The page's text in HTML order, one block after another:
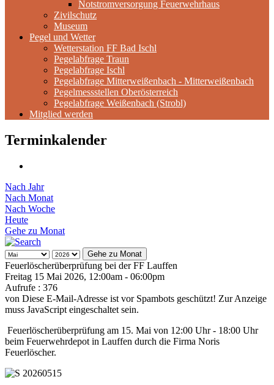
Notstromversorgung Feuerwehrhaus
Zivilschutz
Museum
Pegel und Wetter
Wetterstation FF Bad Ischl
Pegelabfrage Traun
Pegelabfrage Ischl
Pegelabfrage Mitterweißenbach - Mitterweißenbach
Pegelmessstellen Oberösterreich
Pegelabfrage Weißenbach (Strobl)
Mitglied werden
Terminkalender
Nach Jahr
Nach Monat
Nach Woche
Heute
Gehe zu Monat
Gehe zu Monat
Feuerlöscherüberprüfung bei der FF Lauffen
Freitag 15 Mai 2026, 12:00am - 06:00pm
Aufrufe : 376
von Diese E-Mail-Adresse ist vor Spambots geschützt! Zur Anzeige
muss JavaScript eingeschaltet sein.
Feuerlöscherüberprüfung am 15. Mai von 12:00 Uhr - 18:00 Uhr
beim Feuerwehrdepot in Lauffen durch die Firma Noris
Feuerlöscher.